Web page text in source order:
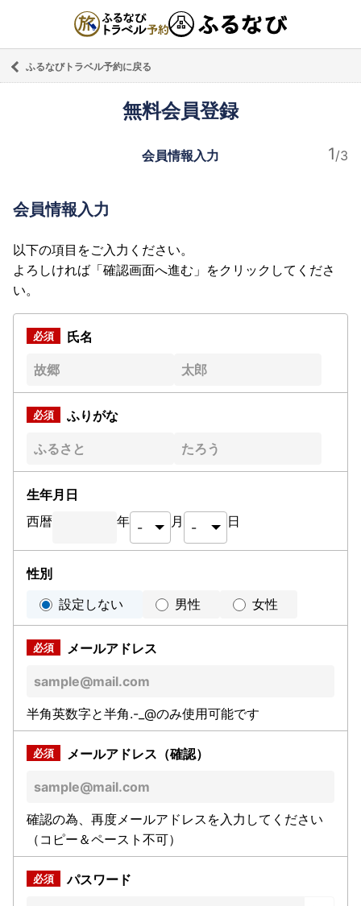
ふるなびトラベル予約に戻る
無料会員登録
会員情報入力
会員情報入力
以下の項目をご入力ください。
よろしければ「確認画面へ進む」をクリックしてくださ
い。
氏名
ふりがな
生年月日
西暦
年 月 日
性別
設定しない
男性 女性
メールアドレス
半角英数字と半角.-_@のみ使用可能です
メールアドレス（確認）
確認の為、再度メールアドレスを入力してください
（コピー＆ペースト不可）
パスワード